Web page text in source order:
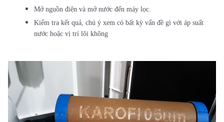
Mở nguồn điện và mở nước đến máy lọc.
Kiểm tra kết quả, chú ý xem có bất kỳ vấn đề gì với áp suất
nước hoặc vị trí lõi không